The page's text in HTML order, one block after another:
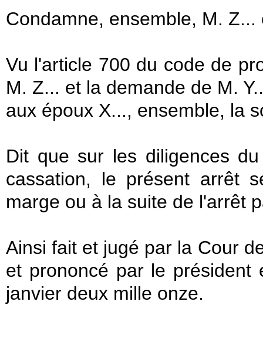
Condamne, ensemble, M. Z...
Vu l'article 700 du code de
M. Z... et la demande de M.
aux époux X..., ensemble, la
Dit que sur les diligences
cassation, le présent arrêt
marge ou à la suite de l'arrêt
Ainsi fait et jugé par la Cour
et prononcé par le président
janvier deux mille onze.